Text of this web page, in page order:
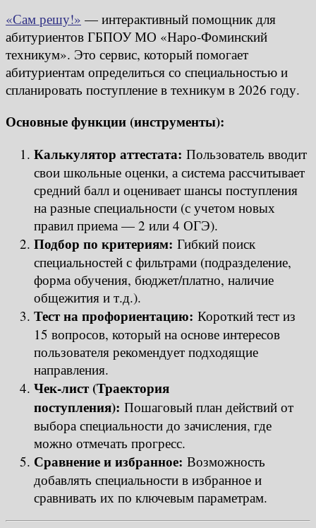
«Сам решу!» — интерактивный помощник для
абитуриентов ГБПОУ МО «Наро-Фоминский
техникум». Это сервис, который помогает
абитуриентам определиться со специальностью и
спланировать поступление в техникум в 2026 году.
Основные функции (инструменты):
Калькулятор аттестата: Пользователь вводит
свои школьные оценки, а система рассчитывает
средний балл и оценивает шансы поступления
на разные специальности (с учетом новых
правил приема — 2 или 4 ОГЭ).
Подбор по критериям: Гибкий поиск
специальностей с фильтрами (подразделение,
форма обучения, бюджет/платно, наличие
общежития и т.д.).
Тест на профориентацию: Короткий тест из
15 вопросов, который на основе интересов
пользователя рекомендует подходящие
направления.
Чек-лист (Траектория
поступления): Пошаговый план действий от
выбора специальности до зачисления, где
можно отмечать прогресс.
Сравнение и избранное: Возможность
добавлять специальности в избранное и
сравнивать их по ключевым параметрам.